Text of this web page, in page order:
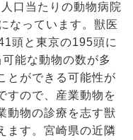
口当たりの動物病院
なっています。獣医
頭と東京の195頭に
能な動物の数が多
とができる可能性が
すので、産業動物を
動物の診療を志す獣
ます。宮崎県の近隣